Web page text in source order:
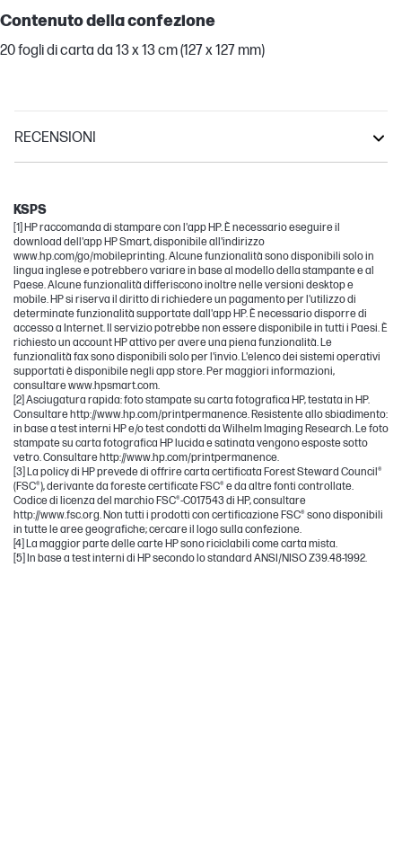
Contenuto della confezione
20 fogli di carta da 13 x 13 cm (127 x 127 mm)
RECENSIONI
Envy
KSPS
[1] HP raccomanda di stampare con l'app HP. È necessario eseguire il
download dell'app HP Smart, disponibile all'indirizzo
www.hp.com/go/mobileprinting. Alcune funzionalità sono disponibili solo in
lingua inglese e potrebbero variare in base al modello della stampante e al
Paese. Alcune funzionalità differiscono inoltre nelle versioni desktop e
mobile. HP si riserva il diritto di richiedere un pagamento per l'utilizzo di
determinate funzionalità supportate dall'app HP. È necessario disporre di
accesso a Internet. Il servizio potrebbe non essere disponibile in tutti i Paesi. È
richiesto un account HP attivo per avere una piena funzionalità. Le
funzionalità fax sono disponibili solo per l'invio. L'elenco dei sistemi operativi
supportati è disponibile negli app store. Per maggiori informazioni,
consultare www.hpsmart.com.
[2] Asciugatura rapida: foto stampate su carta fotografica HP, testata in HP.
Consultare http://www.hp.com/printpermanence. Resistente allo sbiadimento:
in base a test interni HP e/o test condotti da Wilhelm Imaging Research. Le foto
stampate su carta fotografica HP lucida e satinata vengono esposte sotto
vetro. Consultare http://www.hp.com/printpermanence.
[3] La policy di HP prevede di offrire carta certificata Forest Steward Council®
(FSC®), derivante da foreste certificate FSC® e da altre fonti controllate.
Codice di licenza del marchio FSC®-C017543 di HP, consultare
http://www.fsc.org. Non tutti i prodotti con certificazione FSC® sono disponibili
in tutte le aree geografiche; cercare il logo sulla confezione.
[4] La maggior parte delle carte HP sono riciclabili come carta mista.
[5] In base a test interni di HP secondo lo standard ANSI/NISO Z39.48-1992.